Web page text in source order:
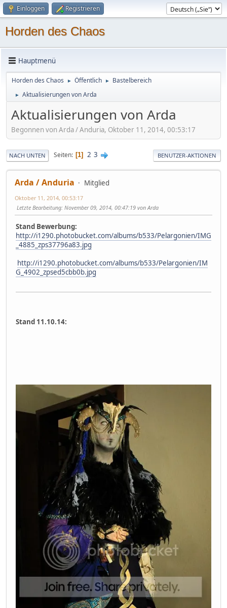
Einloggen Registrieren
Horden des Chaos
Hauptmenü
Horden des Chaos ► Öffentlich ► Bastelbereich
► Aktualisierungen von Arda
Aktualisierungen von Arda
Begonnen von Arda / Anduria, Oktober 11, 2014, 00:53:17
NACH UNTEN Seiten 1 2 3 BENUTZER-AKTIONEN
Arda / Anduria Mitglied
Oktober 11, 2014, 00:53:17
Letzte Bearbeitung: November 09, 2014, 00:47:19 von Arda
Stand Bewerbung:
http://i1290.photobucket.com/albums/b533/Pelargonien/IMG
_4885_zps37796a83.jpg
http://i1290.photobucket.com/albums/b533/Pelargonien/IM
G_4902_zpsed5cbb0b.jpg
Stand 11.10.14: